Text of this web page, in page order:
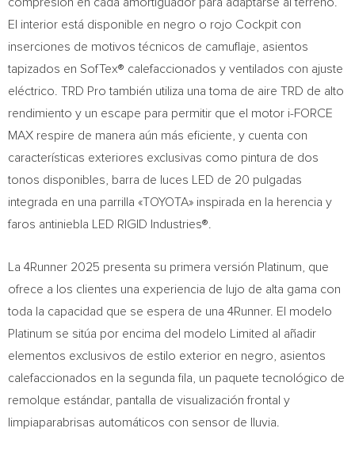
El interior está disponible en negro o rojo Cockpit con
inserciones de motivos técnicos de camuflaje, asientos
tapizados en SofTex® calefaccionados y ventilados con ajuste
eléctrico. TRD Pro también utiliza una toma de aire TRD de alto
rendimiento y un escape para permitir que el motor i-FORCE
MAX respire de manera aún más eficiente, y cuenta con
características exteriores exclusivas como pintura de dos
tonos disponibles, barra de luces LED de 20 pulgadas
integrada en una parrilla «TOYOTA» inspirada en la herencia y
faros antiniebla LED RIGID Industries®.
La 4Runner 2025 presenta su primera versión Platinum, que
ofrece a los clientes una experiencia de lujo de alta gama con
toda la capacidad que se espera de una 4Runner. El modelo
Platinum se sitúa por encima del modelo Limited al añadir
elementos exclusivos de estilo exterior en negro, asientos
calefaccionados en la segunda fila, un paquete tecnológico de
remolque estándar, pantalla de visualización frontal y
limpiaparabrisas automáticos con sensor de lluvia.